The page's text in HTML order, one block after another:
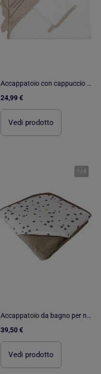
Accappatoio con cappuccio per neonato
24,99 €
Vedi prodotto
1 /4
Accappatoio da bagno per neonati in spugna di cotone ÉTOILE
39,50 €
Vedi prodotto